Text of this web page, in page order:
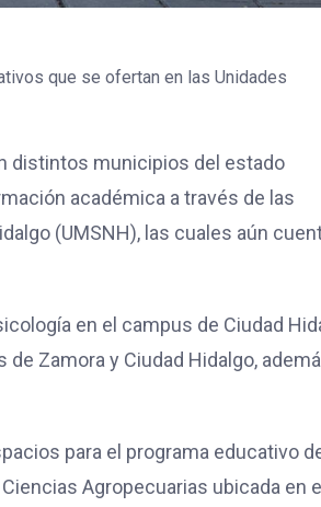
que se ofertan en las Unidades
distintos municipios del estado
académica a través de las
(UMSNH), las cuales aún
en el campus de Ciudad
Zamora y Ciudad Hidalgo,
para el programa educativo
Agropecuarias ubicada en el